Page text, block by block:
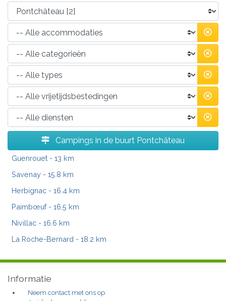
Campings in de buurt Pontchâteau
Guenrouet - 13 km
Savenay - 15.8 km
Herbignac - 16.4 km
Paimbœuf- 16.5 km
Nivillac - 16.6 km
La Roche-Bernard - 18.2 km
Informatie
Neem contact met ons op